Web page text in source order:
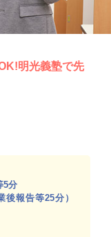
明光義塾で先
5分
後報告等25分）